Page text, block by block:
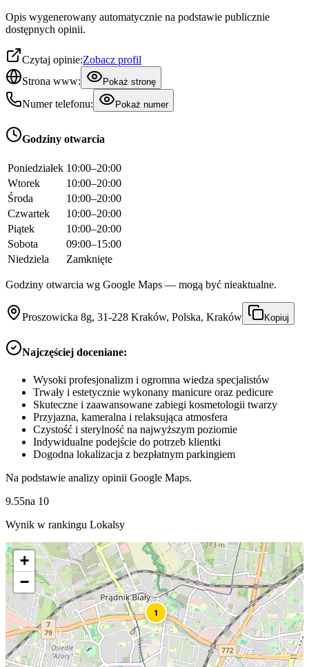
Opis wygenerowany automatycznie na podstawie publicznie
dostępnych opinii.
Czytaj opinie:Zobacz profil
Strona www:
Pokaż stronę
Numer telefonu: Pokaż numer
Godziny otwarcia
Poniedziałek 10:00–20:00
Wtorek
10:00–20:00
Środa
10:00–20:00
Czwartek
10:00–20:00
Piątek
10:00–20:00
Sobota
09:00–15:00
Niedziela
Zamknięte
Godziny otwarcia wg Google Maps — mogą być nieaktualne.
Proszowicka 8g, 31-228 Kraków, Polska, Kraków Kopiuj
Najczęściej doceniane:
Wysoki profesjonalizm i ogromna wiedza specjalistów
Trwały i estetycznie wykonany manicure oraz pedicure
Skuteczne i zaawansowane zabiegi kosmetologii twarzy
Przyjazna, kameralna i relaksująca atmosfera
Czystość i sterylność na najwyższym poziomie
Indywidualne podejście do potrzeb klientki
Dogodna lokalizacja z bezpłatnym parkingiem
Na podstawie analizy opinii Google Maps.
9.55na 10
Wynik w rankingu Lokalsy
1
+
−